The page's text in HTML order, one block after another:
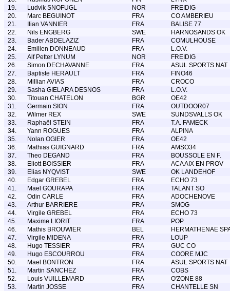
19.
Ludvik SNOFUGL NOR
FREIDIG
20.
Marc BEGUINOT FRA
CO AMBERIEU
21.
Ilian VANNIER FRA
BALISE 77
22.
Nils ENGBERG SWE
HARNOSANDS OK
23.
Bader ABDELAZIZ FRA
COMULHOUSE
24.
Emilien DONNEAUD FRA
L.O.V.
25.
Alf Petter LYNUM NOR
FREIDIG
26.
Simon DECHAVANNE FRA
ASUL SPORTS NAT
27.
Baptiste HERAULT FRA
FINO46
28.
Millian AVIAS FRA
CROCO
29.
Sasha GIELARA DESNOS FRA
L.O.V.
30.
Titouan CHATELON BGR
OE42
31.
Germain SION FRA
OUTDOOR07
32.
Wilmer REX SWE
SUNDSVALLS OK
33.
Raphaël STEIN FRA
T.A. FAMECK
34.
Yann ROGUES FRA
ALPINA
35.
Nolan OGIER FRA
OE42
36.
Mathias GUIGNARD FRA
AMSO34
37.
Theo DEGAND FRA
BOUSSOLE EN F.
38.
Eliott BOISSIER FRA
ACA AIX EN PROV
39.
Elias NYQVIST SWE
OK LANDEHOF
40.
Edgar GREBEL FRA
ECHO 73
41.
Mael GOURAPA FRA
TALANT SO
42.
Odin CARLE FRA
ADOCHENOVE
43.
Arthur BARRIERE FRA
SMOG
44.
Virgile GREBEL FRA
ECHO 73
45.
Maxime LIORIT FRA
POP
46.
Mathis BROUWIER BEL
HERMATHENAE
47.
Virgile MIDENA FRA
LOUP
48.
Hugo TESSIER FRA
GUC CO
49.
Hugo ESCOURROU FRA
COORE MJC
50.
Mael BONTRON FRA
ASUL SPORTS NAT
51.
Martin SANCHEZ FRA
COBS
52.
Louis VUILLEMARD FRA
O'ZONE 88
53.
Martin JOSSE FRA
CHANTELLE SN